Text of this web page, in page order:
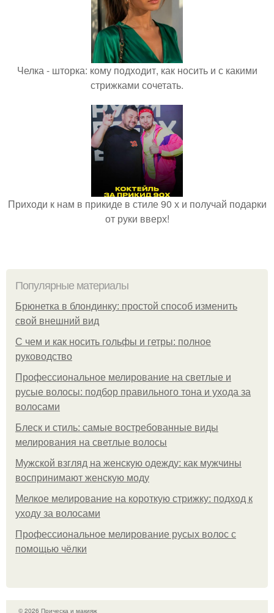
Челка - шторка: кому подходит, как носить и с какими
стрижками сочетать.
Приходи к нам в прикиде в стиле 90 х и получай подарки
от руки вверх!
Популярные материалы
Брюнетка в блондинку: простой способ изменить
свой внешний вид
С чем и как носить гольфы и гетры: полное
руководство
Профессиональное мелирование на светлые и
русые волосы: подбор правильного тона и ухода за
волосами
Блеск и стиль: самые востребованные виды
мелирования на светлые волосы
Мужской взгляд на женскую одежду: как мужчины
воспринимают женскую моду
Мелкое мелирование на короткую стрижку: подход к
уходу за волосами
Профессиональное мелирование русых волос с
помощью чёлки
© 2026 Прическа и макияж